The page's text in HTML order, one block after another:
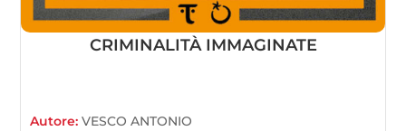
CRIMINALITÀ IMMAGINATE
Autore:VESCO ANTONIO